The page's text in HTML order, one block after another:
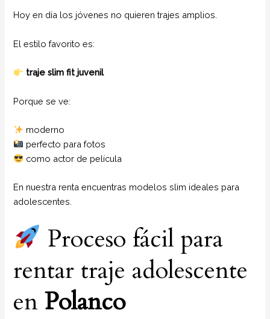
Hoy en día los jóvenes no quieren trajes amplios.
El estilo favorito es:
traje slim fit juvenil
Porque se ve:
moderno
perfecto para fotos
como actor de película
En nuestra renta encuentras modelos slim ideales para
adolescentes.
Proceso fácil para
rentar traje adolescente
enPolanco